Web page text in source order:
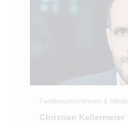
Familienunternehmen &
Christian Kellermeier